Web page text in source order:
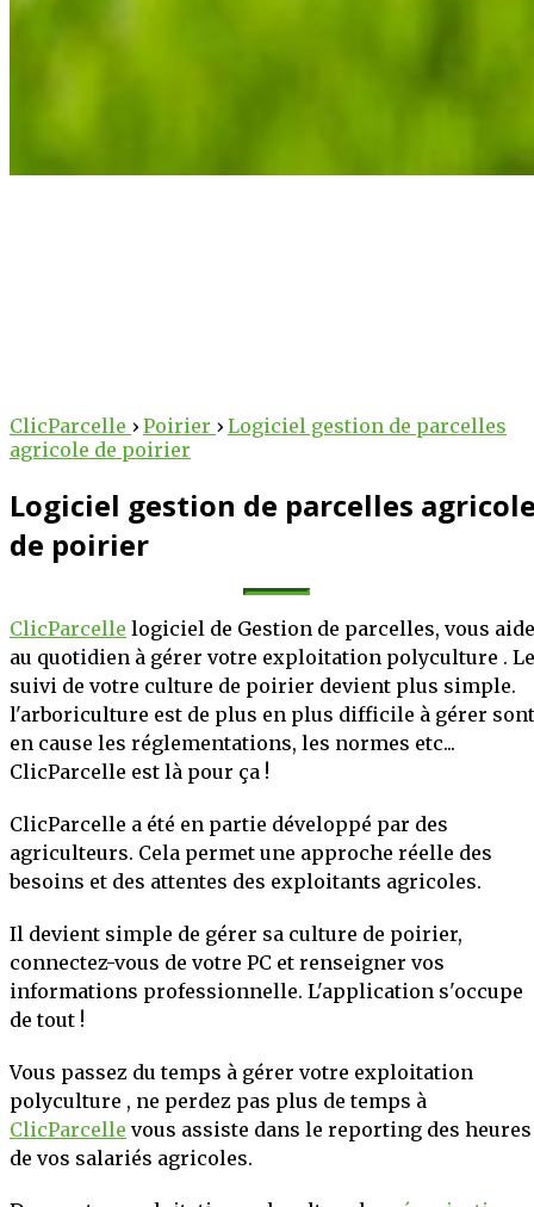
service des
!
des outils intelligents
au numérique.
nos solutions
et stratégique
PLUS
ClicParcelle › Poirier › Logiciel gestion de parcelles
agricole de poirier
Logiciel gestion de parcelles
de poirier
ClicParcelle logiciel de Gestion de parcelles, vous aide
au quotidien à gérer votre exploitation polyculture . Le
suivi de votre culture de poirier devient plus simple.
l'arboriculture est de plus en plus difficile à gérer sont
en cause les réglementations, les normes etc...
ClicParcelle est là pour ça !
ClicParcelle a été en partie développé par des
agriculteurs. Cela permet une approche réelle des
besoins et des attentes des exploitants agricoles.
Il devient simple de gérer sa culture de poirier,
connectez-vous de votre PC et renseigner vos
informations professionnelle. L'application s'occupe
de tout !
Vous passez du temps à gérer votre exploitation
polyculture , ne perdez pas plus de temps à
ClicParcelle vous assiste dans le reporting des heures
de vos salariés agricoles.